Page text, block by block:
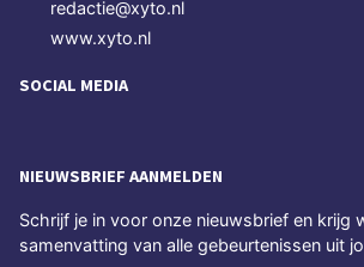
redactie@xyto.nl
www.xyto.nl
SOCIAL MEDIA
NIEUWSBRIEF AANMELDEN
Schrijf je in voor onze nieuwsbrief en krijg
samenvatting van alle gebeurtenissen uit